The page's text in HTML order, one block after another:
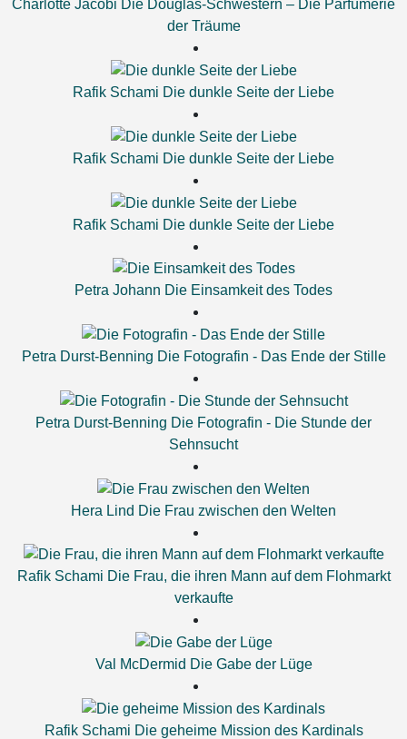
Charlotte Jacobi Die Douglas-Schwestern – Die Parfümerie
der Träume
Rafik Schami Die dunkle Seite der Liebe
Rafik Schami Die dunkle Seite der Liebe
Rafik Schami Die dunkle Seite der Liebe
Petra Johann Die Einsamkeit des Todes
Petra Durst-Benning Die Fotografin - Das Ende der Stille
Petra Durst-Benning Die Fotografin - Die Stunde der
Sehnsucht
Hera Lind Die Frau zwischen den Welten
Rafik Schami Die Frau, die ihren Mann auf dem Flohmarkt
verkaufte
Val McDermid Die Gabe der Lüge
Rafik Schami Die geheime Mission des Kardinals